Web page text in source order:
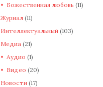
Божественная любовь (11)
Журнал (11)
Интеллектуальный (103)
Медиа (21)
Аудио (1)
Видео (20)
Новости (17)